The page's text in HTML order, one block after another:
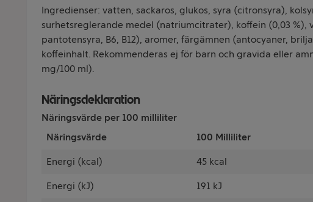
Ingredienser: vatten, sackaros, glukos, syra (citronsyra),
surhetsreglerande medel (natriumcitrater), koffein (0,03 %),
pantotensyra, B6, B12), aromer, färgämnen (antocyaner,
koffeinhalt. Rekommenderas ej för barn och gravida eller
mg/100 ml).
Näringsdeklaration
Näringsvärde per 100 milliliter
Näringsvärde
100 Milliliter
Energi (kcal) 45 kcal
Energi (kJ) 191 kJ